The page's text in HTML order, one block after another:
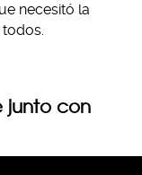
necesitó la
junto con